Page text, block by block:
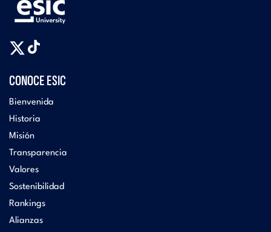
CONOCE ESIC
Bienvenida
Historia
Misión
Transparencia
Valores
Sostenibilidad
Rankings
Alianzas